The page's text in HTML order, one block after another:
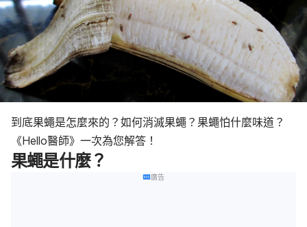
到底果蠅是怎麼來的？如何消滅果蠅？果蠅怕什麼味道？
《Hello醫師》一次為您解答！
果蠅是什麼？
廣告